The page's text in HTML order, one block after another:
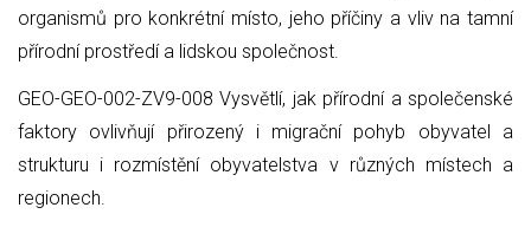
organismů pro konkrétní místo, jeho příčiny a vliv na tamní
přírodní prostředí a lidskou společnost.
GEO-GEO-002-ZV9-008 Vysvětlí, jak přírodní a společenské
faktory ovlivňují přirozený i migrační pohyb obyvatel a
strukturu i rozmístění obyvatelstva v různých místech a
regionech.